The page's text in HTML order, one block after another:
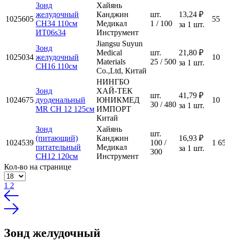
1025605
Зонд
желудочный
CH34 110см
ИТ06s34
Хайянь
Канджин
Медикал
Инструмент
шт.
1 / 100
13,24 ₽
за 1 шт.
55
1025034
Зонд
желудочный
CH16 110см
Jiangsu Suyun
Medical
Materials
Co.,Ltd, Китай
шт.
25 / 500
21,80 ₽
за 1 шт.
10
1024675
Зонд
дуоденальный
MR CH 12 125см
НИНГБО
ХАЙ-ТЕК
ЮНИКМЕД
ИМПОРТ
Китай
шт.
30 / 480
41,79 ₽
за 1 шт.
10
1024539
Зонд
(питающий)
питательный
СН12 120см
Хайянь
Канджин
Медикал
Инструмент
шт.
100 /
300
16,93 ₽
за 1 шт.
1
Кол-во на странице
1 2
Зонд желудочный